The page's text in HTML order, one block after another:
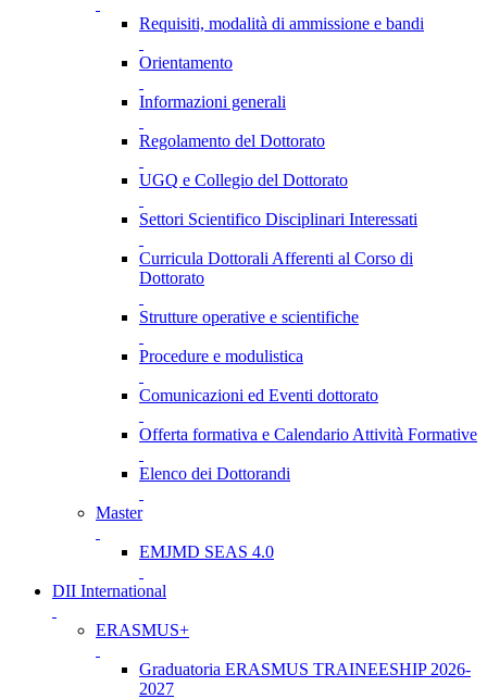
Requisiti, modalità di ammissione e bandi
Orientamento
Informazioni generali
Regolamento del Dottorato
UGQ e Collegio del Dottorato
Settori Scientifico Disciplinari Interessati
Curricula Dottorali Afferenti al Corso di
Dottorato
Strutture operative e scientifiche
Procedure e modulistica
Comunicazioni ed Eventi dottorato
Offerta formativa e Calendario Attività Formative
Elenco dei Dottorandi
Master
EMJMD SEAS 4.0
DII International
ERASMUS+
Graduatoria ERASMUS TRAINEESHIP 2026-
2027